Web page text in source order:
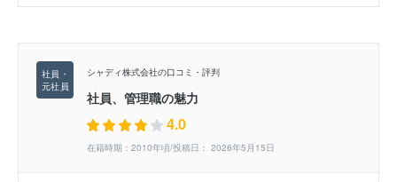
シャディ株式会社の口コミ・評判
社員、管理職の魅力
4.0
在籍時期：2010年頃/投稿日： 2026年5月15日